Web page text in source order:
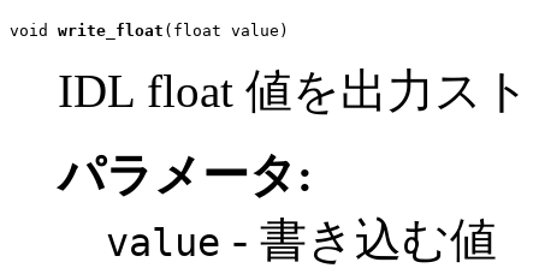
void write_float (float value)
IDL float 値を出力ス
パラメータ:
value - 書き込む値